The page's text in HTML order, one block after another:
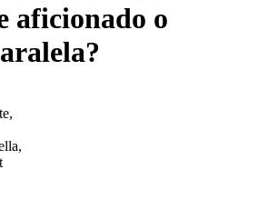
aficionado o
,
,